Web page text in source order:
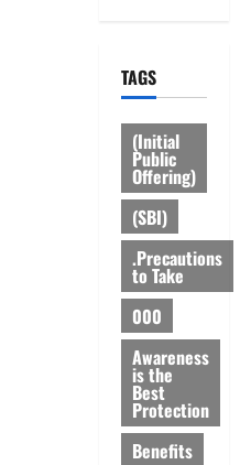
TAGS
(Initial
Public
Offering)
(SBI)
.Precautions
to Take
000
Awareness
is the
Best
Protection
Benefits